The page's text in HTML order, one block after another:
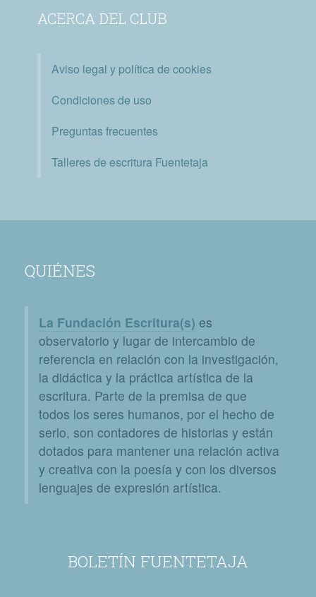
ACERCA DEL CLUB
Aviso legal y política de cookies
Condiciones de uso
Preguntas frecuentes
Talleres de escritura Fuentetaja
QUIÉNES
La Fundación Escritura(s) es
observatorio y lugar de intercambio de
referencia en relación con la investigación,
la didáctica y la práctica artística de la
escritura. Parte de la premisa de que
todos los seres humanos, por el hecho de
serlo, son contadores de historias y están
dotados para mantener una relación activa
y creativa con la poesía y con los diversos
lenguajes de expresión artística.
BOLETÍN FUENTETAJA